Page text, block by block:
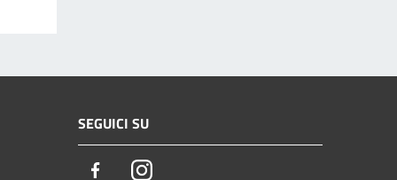
SEGUICI SU
FacebookInstagram